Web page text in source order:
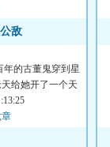
敌
年的古董鬼穿到星
给她开了一个天